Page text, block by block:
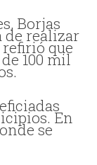
Borjas
de realizar
que
100 mil
En
se